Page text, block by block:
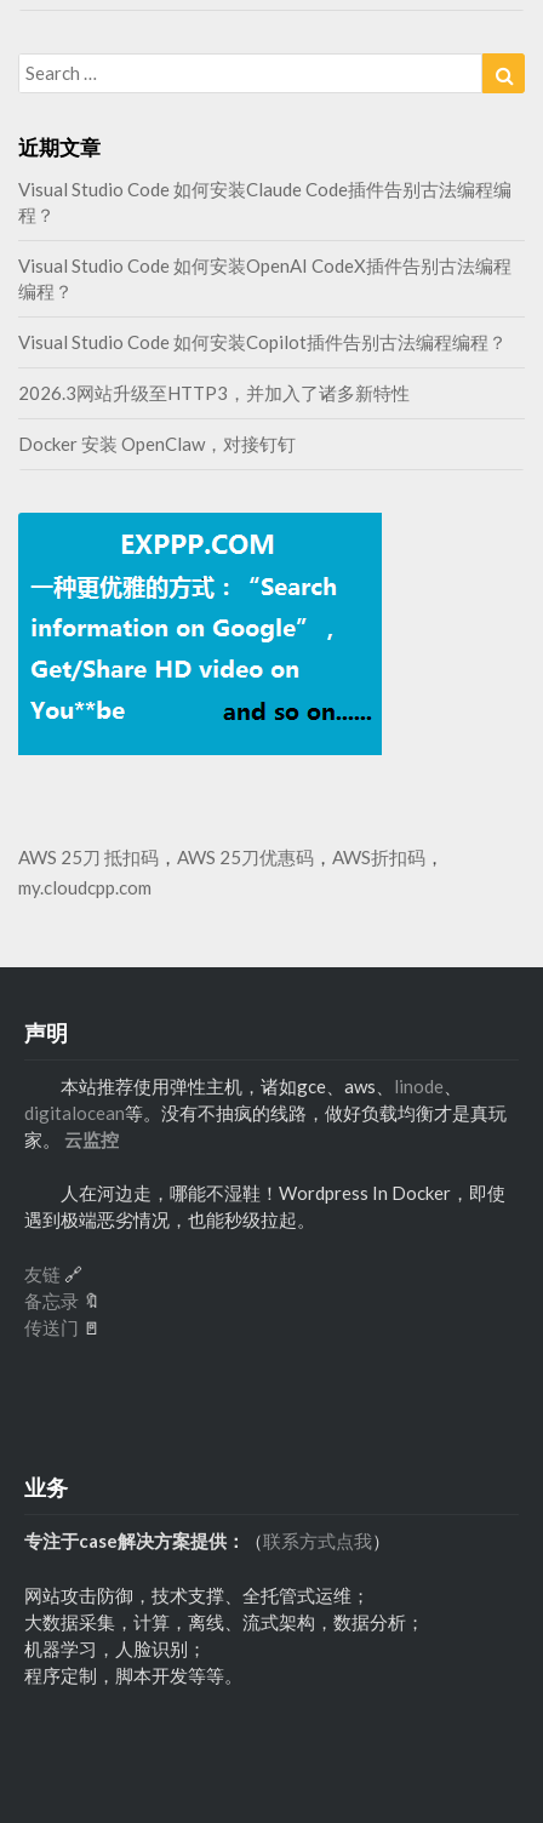
Search
for:
近期文章
Visual Studio Code 如何安装Claude Code插件告别古法编程编
程？
Visual Studio Code 如何安装OpenAI CodeX插件告别古法编程
编程？
Visual Studio Code 如何安装Copilot插件告别古法编程编程？
2026.3网站升级至HTTP3，并加入了诸多新特性
Docker 安装 OpenClaw，对接钉钉
AWS 25刀 抵扣码 ， AWS 25刀优惠码 ， AWS折扣码 ，
my.cloudcpp.com
声明
本站推荐使用弹性主机，诸如gce、aws、 linode
digitalocean等。没有不抽疯的线路，做好负载均衡才是真玩
家。 云监控
人在河边走，哪能不湿鞋！Wordpress In Docker，即使
遇到极端恶劣情况，也能秒级拉起。
友链 🔗
备忘录 🔖
传送门 🚪
业务
专注于case解决方案提供： （联系方式点我）
网站攻击防御，技术支撑、全托管式运维；
大数据采集，计算，离线、流式架构，数据分析；
机器学习，人脸识别；
程序定制，脚本开发等等。